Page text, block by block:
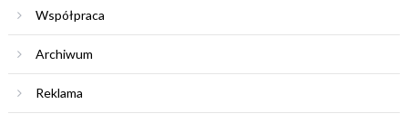
Współpraca
Archiwum
Reklama